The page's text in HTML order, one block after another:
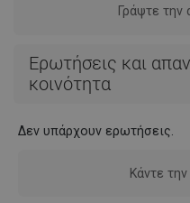
Γράψτε την
Ερωτήσεις και
κοινότητα
Δεν υπάρχουν ερωτήσεις.
Κάντε